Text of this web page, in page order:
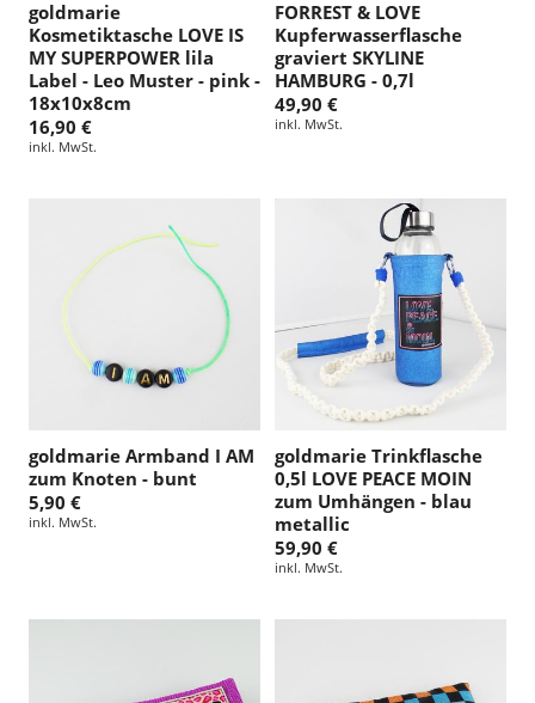
goldmarie
Kosmetiktasche LOVE IS
MY SUPERPOWER lila
Label - Leo Muster - pink -
18x10x8cm
16,90 €
inkl. MwSt.
FORREST & LOVE
Kupferwasserflasche
graviert SKYLINE
HAMBURG - 0,7l
49,90 €
inkl. MwSt.
goldmarie Armband I AM
zum Knoten - bunt
5,90 €
inkl. MwSt.
goldmarie Trinkflasche
0,5l LOVE PEACE MOIN
zum Umhängen - blau
metallic
59,90 €
inkl. MwSt.